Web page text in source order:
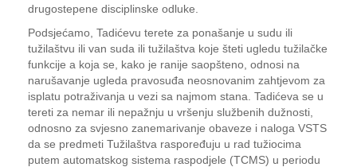
drugostepene disciplinske odluke.
Podsjećamo, Tadićevu terete za ponašanje u sudu ili
tužilaštvu ili van suda ili tužilaštva koje šteti ugledu tužilačke
funkcije a koja se, kako je ranije saopšteno, odnosi na
narušavanje ugleda pravosuđa neosnovanim zahtjevom za
isplatu potraživanja u vezi sa najmom stana. Tadićeva se u
tereti za nemar ili nepažnju u vršenju službenih dužnosti,
odnosno za svjesno zanemarivanje obaveze i naloga VSTS
da se predmeti Tužilaštva raspoređuju u rad tužiocima
putem automatskog sistema raspodjele (TCMS) u periodu